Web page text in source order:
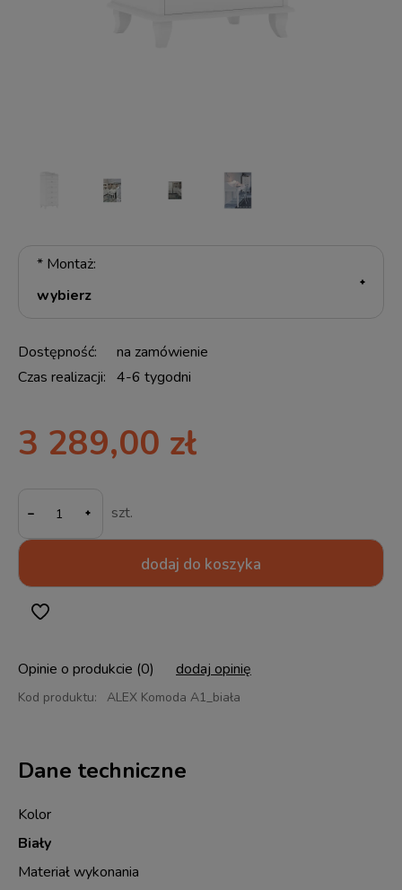
* Montaż:
Dostępność:
na zamówienie
Czas realizacji: 4-6 tygodni
3 289,00 zł
- szt.
dodaj do koszyka
Kod produktu: ALEX Komoda A1_biała
Opinie o produkcie (0) dodaj opinię
Dane techniczne
Kolor
Biały
Materiał wykonania